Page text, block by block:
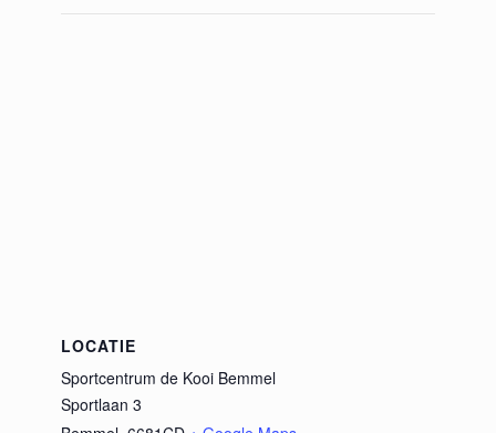
LOCATIE
Sportcentrum de Kooi Bemmel
Sportlaan 3